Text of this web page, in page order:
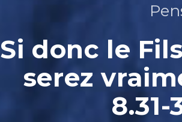
Si donc le
serez
8.31-